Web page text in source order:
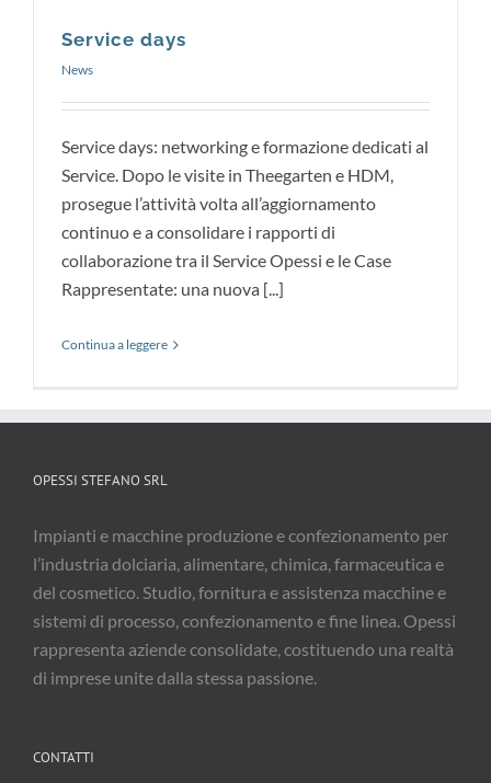
Service days
News
Service days: networking e formazione dedicati al
Service. Dopo le visite in Theegarten e HDM,
prosegue l’attività volta all’aggiornamento
continuo e a consolidare i rapporti di
collaborazione tra il Service Opessi e le Case
Rappresentate: una nuova [...]
Continua a leggere
OPESSI STEFANO SRL
Impianti e macchine produzione e confezionamento per
l’industria dolciaria, alimentare, chimica, farmaceutica e
del cosmetico. Studio, fornitura e assistenza macchine e
sistemi di processo, confezionamento e fine linea. Opessi
rappresenta aziende consolidate, costituendo una realtà
di imprese unite dalla stessa passione.
CONTATTI